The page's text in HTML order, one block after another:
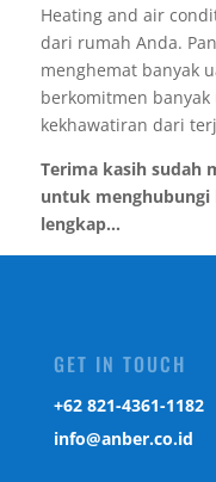
Heating and air
dari rumah Anda.
menghemat banyak
berkomitmen
kekhawatiran dari
Terima kasih sudah
untuk
lengkap...
GET IN TOUCH
‎+62 821-4361-1182
info@anber.co.id